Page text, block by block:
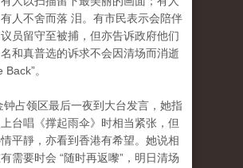
人不舍而落 泪。有市民表示会陪伴
员留守至被捕，但亦告诉政府他们
和真普选的诉求不会因清场而消逝
。
钟占领区最后一夜到大台发言，她指
台唱《撑起雨伞》时相当紧张，但
平靜，亦看到香港有希望。她说相
需要时会 “随时再返嚟”，明日清场